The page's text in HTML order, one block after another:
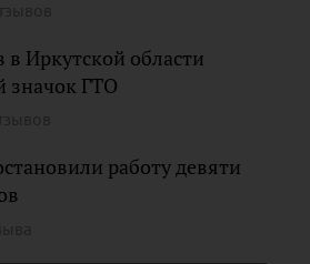
Иркутской области
значок ГТО
работу девяти